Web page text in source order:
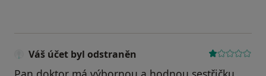
Váš účet byl odstraněn